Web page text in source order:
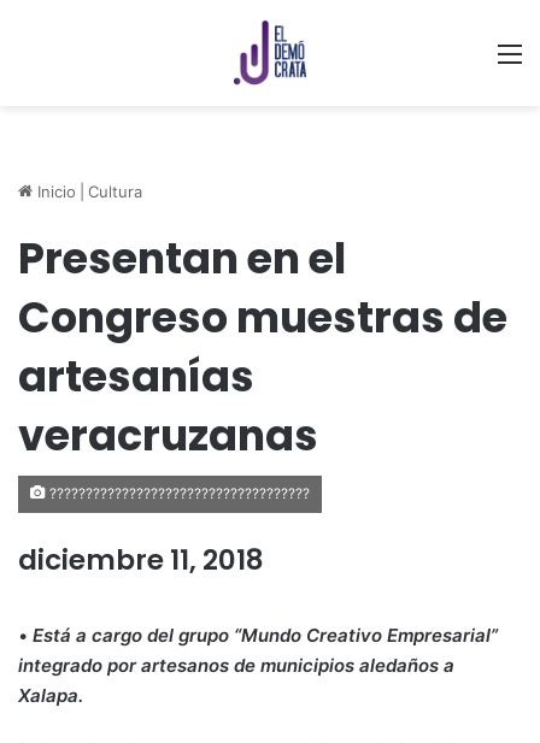
Inicio Cultura
Presentan en el
Congreso muestras de
artesanías
veracruzanas
????????????????????????????????????
diciembre 11, 2018
• Está a cargo del grupo “Mundo Creativo Empresarial”
integrado por artesanos de municipios aledaños a
Xalapa.